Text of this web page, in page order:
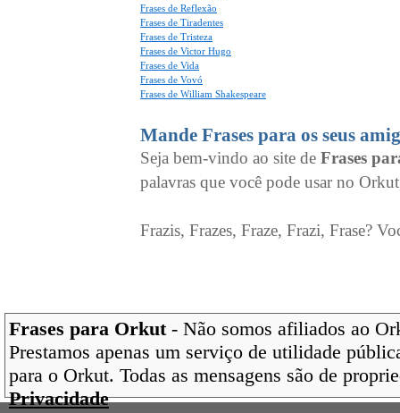
Frases de Reflexão
Frases de Tiradentes
Frases de Tristeza
Frases de Victor Hugo
Frases de Vida
Frases de Vovó
Frases de William Shakespeare
Mande Frases para os seus
Seja bem-vindo ao site de Frases
palavras que você pode usar no
Frazis, Frazes, Fraze, Frazi, Frase?
Frases para Orkut- Não somos afiliados ao
Prestamos apenas um serviço de utilidade
para o Orkut. Todas as mensagens são de
Privacidade